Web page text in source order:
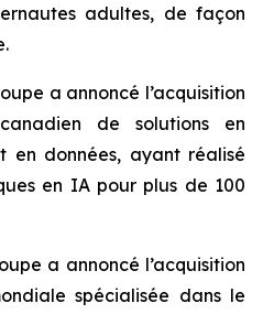
adultes, de façon
a annoncé l’acquisition
de solutions en
en données, ayant réalisé
en IA pour plus de 100
a annoncé l’acquisition
spécialisée dans le